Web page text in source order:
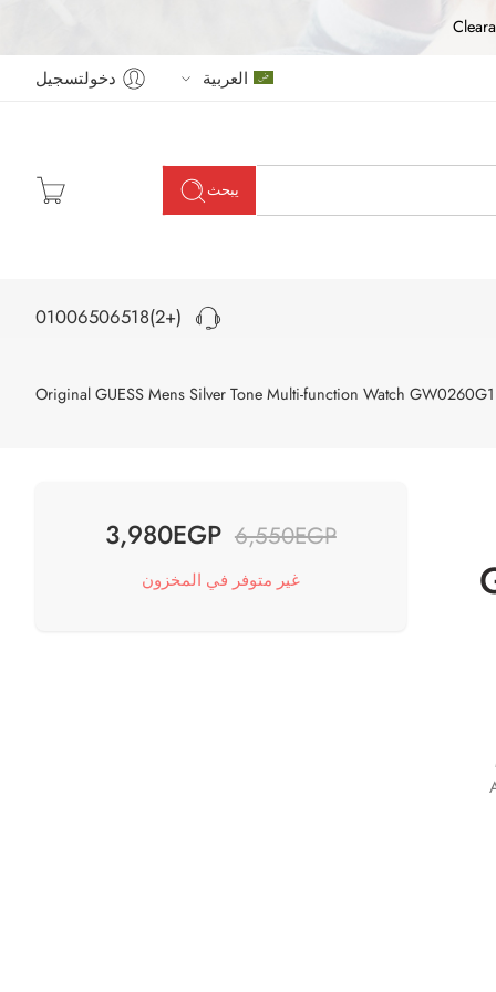
العربية دخولتسجيل
يبحث
(+2)01006506518
Original GUESS Mens Silver Tone Multi-function Watch
6,550EGP
3,980EGP
غير متوفر في المخزون